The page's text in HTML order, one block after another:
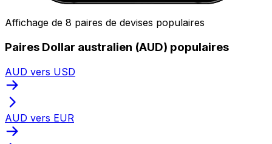
Affichage de 8 paires de devises populaires
Paires Dollar australien (AUD) populaires
AUD vers USD
AUD vers EUR